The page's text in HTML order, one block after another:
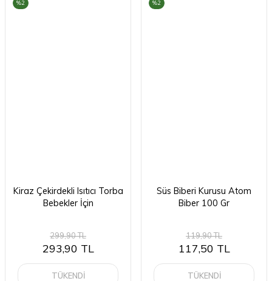
%2
Kiraz Çekirdekli Isıtıcı Torba
Bebekler İçin
299,90 TL
293,90 TL
TÜKENDİ
%2
Süs Biberi Kurusu Atom
Biber 100 Gr
119,90 TL
117,50 TL
TÜKENDİ